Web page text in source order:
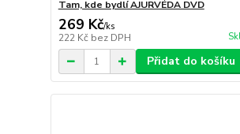
Tam, kde bydlí AJURVÉDA DVD
269 Kč/ks
222 Kč bez DPH
Přidat do košíku